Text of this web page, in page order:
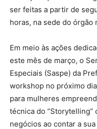
ser feitas a partir de
horas, na sede do órgão
Em meio às ações
este mês de março, o
Especiais (Saspe) da
workshop no próximo
para mulheres
técnica do “Storytelling”
negócios ao contar a